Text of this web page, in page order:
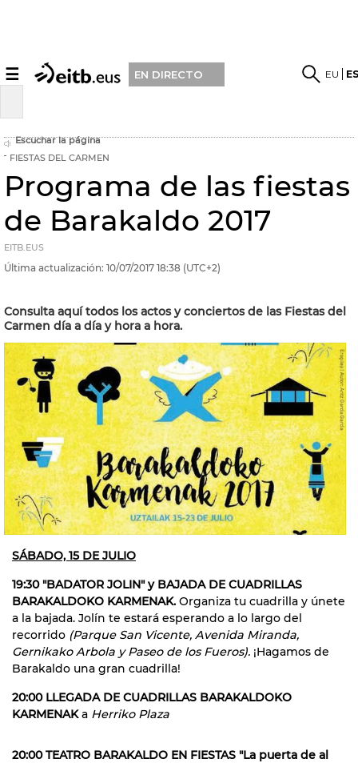
☰ EN DIRECTO EU
Escuchar la página
FIESTAS DEL CARMEN
Programa de las fiestas
de Barakaldo 2017
EITB.EUS
Última actualización: 10/07/2017 18:38 (UTC+2)
Consulta aquí todos los actos y conciertos de las Fiestas del
Carmen día a día y hora a hora.
SÁBADO, 15 DE JULIO
19:30 "BADATOR JOLIN" y BAJADA DE CUADRILLAS
BARAKALDOKO KARMENAK. Organiza tu cuadrilla y únete
a la bajada. Jolín te estará esperando a lo largo del
recorrido (Parque San Vicente, Avenida Miranda,
Gernikako Arbola y Paseo de los Fueros). ¡Hagamos de
Barakaldo una gran cuadrilla!
20:00 LLEGADA DE CUADRILLAS BARAKALDOKO
KARMENAKa Herriko Plaza
20:00 TEATRO BARAKALDO EN FIESTAS "La puerta de al